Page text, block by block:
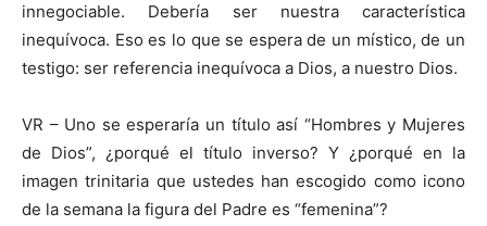
innegociable. Debería ser nuestra característica
inequívoca. Eso es lo que se espera de un místico, de un
testigo: ser referencia inequívoca a Dios, a nuestro Dios.
VR – Uno se esperaría un título así “Hombres y Mujeres
de Dios”, ¿porqué el título inverso? Y ¿porqué en la
imagen trinitaria que ustedes han escogido como icono
de la semana la figura del Padre es “femenina”?